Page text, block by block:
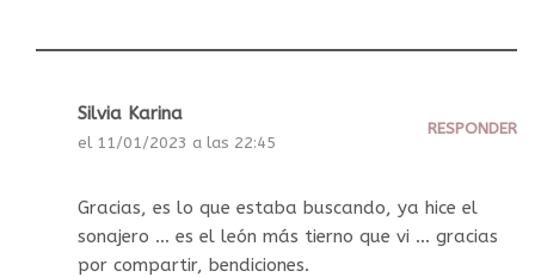
Silvia Karina
el 11/01/2023 a las 22:45
RESPONDER
Gracias, es lo que estaba buscando, ya hice el
sonajero … es el león más tierno que vi … gracias
por compartir, bendiciones.